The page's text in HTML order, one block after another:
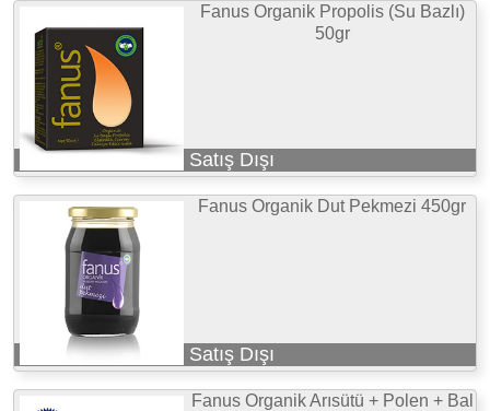
Fanus Organik Propolis (Su Bazlı)
50gr
Satış Dışı
Fanus Organik Dut Pekmezi 450gr
Satış Dışı
Fanus Organik Arısütü + Polen + Bal